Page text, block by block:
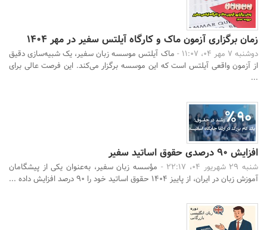
زمان برگزاری آزمون ماک و کارگاه آیلتس سفیر در مهر 1404
دوشنبه 7 مهر 04، 11:07 -
ماک آیلتس موسسه زبان سفیر، یک شبیه‌سازی دقیق
از آزمون واقعی آیلتس است که این موسسه برگزار می‌کند. این فرصت عالی برای
...
افزایش ۹۰ درصدی حقوق اساتید سفیر
شنبه 29 شهریور 04، 22:17 -
مؤسسه زبان سفیر، به‌عنوان یکی از پیشگامان
آموزش زبان در ایران، از پاییز ۱۴۰۴ حقوق اساتید خود را ۹۰ درصد افزایش داده ...